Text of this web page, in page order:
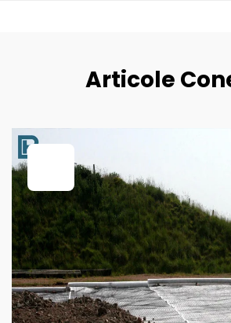
Articole